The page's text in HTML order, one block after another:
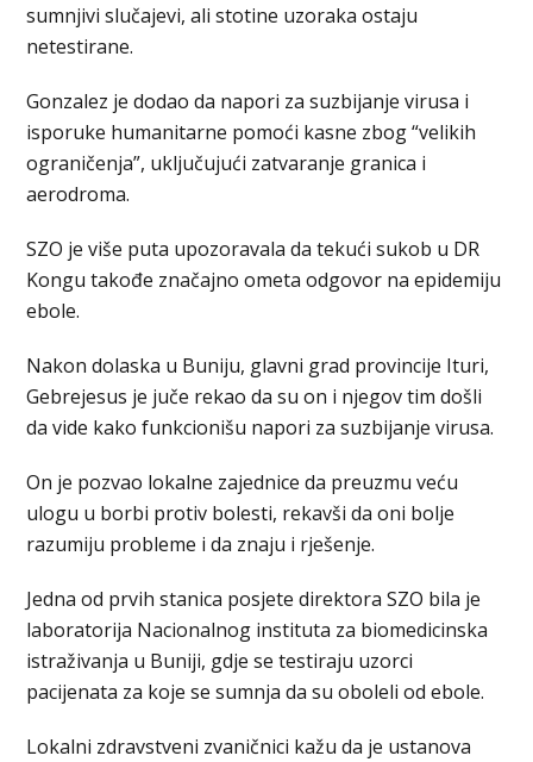
sumnjivi slučajevi, ali stotine uzoraka ostaju
netestirane.
Gonzalez je dodao da napori za suzbijanje virusa i
isporuke humanitarne pomoći kasne zbog “velikih
ograničenja”, uključujući zatvaranje granica i
aerodroma.
SZO je više puta upozoravala da tekući sukob u DR
Kongu takođe značajno ometa odgovor na epidemiju
ebole.
Nakon dolaska u Buniju, glavni grad provincije Ituri,
Gebrejesus je juče rekao da su on i njegov tim došli
da vide kako funkcionišu napori za suzbijanje virusa.
On je pozvao lokalne zajednice da preuzmu veću
ulogu u borbi protiv bolesti, rekavši da oni bolje
razumiju probleme i da znaju i rješenje.
Jedna od prvih stanica posjete direktora SZO bila je
laboratorija Nacionalnog instituta za biomedicinska
istraživanja u Buniji, gdje se testiraju uzorci
pacijenata za koje se sumnja da su oboleli od ebole.
Lokalni zdravstveni zvaničnici kažu da je ustanova